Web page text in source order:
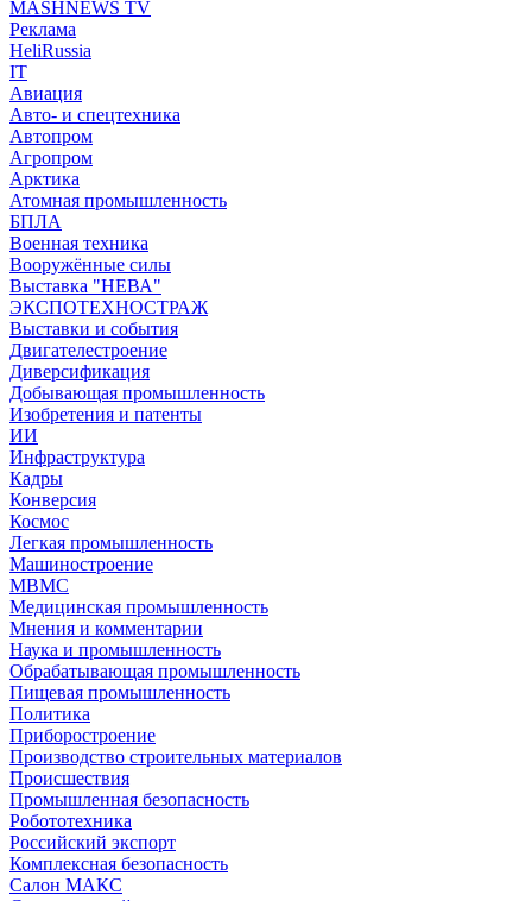
MASHNEWS TV
Реклама
HeliRussia
IT
Авиация
Авто- и спецтехника
Автопром
Агропром
Арктика
Атомная промышленность
БПЛА
Военная техника
Вооружённые силы
Выставка "НЕВА"
ЭКСПОТЕХНОСТРАЖ
Выставки и события
Двигателестроение
Диверсификация
Добывающая промышленность
Изобретения и патенты
ИИ
Инфраструктура
Кадры
Конверсия
Космос
Легкая промышленность
Машиностроение
МВМС
Медицинская промышленность
Мнения и комментарии
Наука и промышленность
Обрабатывающая промышленность
Пищевая промышленность
Политика
Приборостроение
Производство строительных материалов
Происшествия
Промышленная безопасность
Робототехника
Российский экспорт
Комплексная безопасность
Салон МАКС